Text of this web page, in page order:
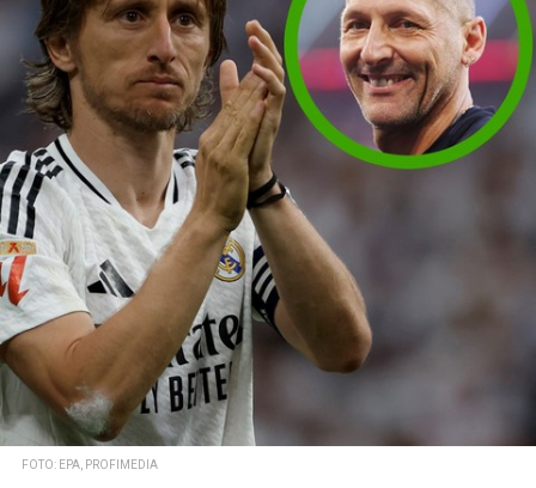
FOTO: EPA, PROFIMEDIA